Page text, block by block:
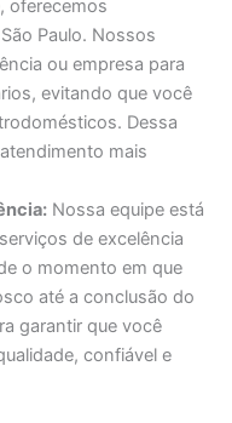
oferecemos
Paulo. Nossos
ou empresa para
evitando que você
Dessa
mais
Nossa equipe está
de excelência
o momento em que
até a conclusão do
garantir que você
confiável e